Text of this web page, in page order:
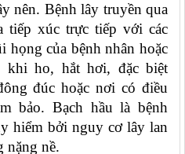
nên. Bệnh lây truyền qua
tiếp xúc trực tiếp với các
họng của bệnh nhân hoặc
khi ho, hắt hơi, đặc biệt
đúc hoặc nơi có điều
bảo. Bạch hầu là bệnh
hiểm bởi nguy cơ lây lan
nặng nề.